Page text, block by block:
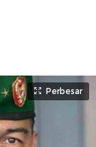
Perbesar